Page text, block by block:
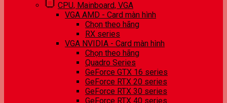
CPU, Mainboard, VGA
VGA AMD - Card màn hình
Chọn theo hãng
RX series
VGA NVIDIA - Card màn hình
Chọn theo hãng
Quadro Series
GeForce GTX 16 series
GeForce RTX 20 series
GeForce RTX 30 series
GeForce RTX 40 series